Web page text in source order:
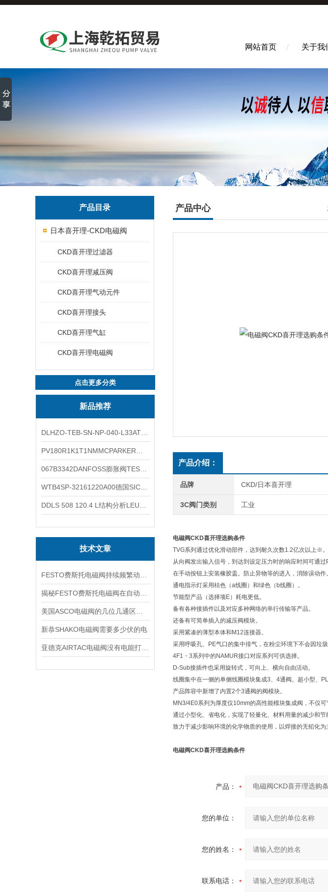
网站首页 关于我
产品目录
日本喜开理-CKD电磁阀
CKD喜开理过滤器
CKD喜开理减压阀
CKD喜开理气动元件
CKD喜开理接头
CKD喜开理气缸
CKD喜开理电磁阀
点击更多分类
新品推荐
技术文章
新恭SHAKO电磁阀需要多少伏的电
产品中心
产品介绍：
品牌 CKD/日本喜开理
3C阀门类别 工业
电磁阀CKD喜开理选购条件
TVG系列通过优化滑动部件，达到耐久次数1.2亿次以上※。
从向阀发出输入信号，到达到设定压力时的响应时间可通过
在手动按钮上安装橡胶盖。防止异物等的进入，消除误动作。
通电指示灯采用桔色（a线圈）和绿色（b线圈）。
节能型产品（选择项E）耗电更低。
备有各种接插件以及对应多种网络的串行传输等产品。
还备有可简单插入的减压阀模块。
采用紧凑的薄型本体和M12连接器。
采用呼吸孔、PE气口的集中排气，在粉尘环境下不会因垃圾
4F1・3系列中的NAMUR接口对应系列可供选择。
D-Sub接插件也采用旋转式，可向上、横向自由活动。
线圈集中在一侧的单侧线圈模块集成3、4通阀。超小型、
产品阵容中新增了内置2个3通阀的阀模块。
MN3/4E0系列为厚度仅10mm的高性能模块集成阀，不仅
通过小型化、省电化，实现了轻量化、材料用量的减少和节
致力于减少影响环境的化学物质的使用，以焊接的无铅化为
电磁阀CKD喜开理选购条件
产品：
您的单位：
您的姓名：
联系电话：